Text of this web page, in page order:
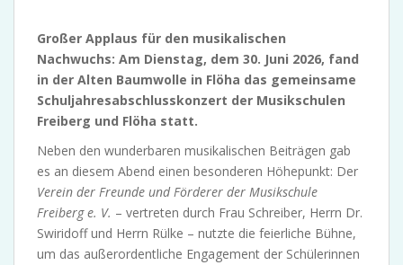
Großer Applaus für den musikalischen
Nachwuchs: Am Dienstag, dem 30. Juni 2026, fand
in der Alten Baumwolle in Flöha das gemeinsame
Schuljahresabschlusskonzert der Musikschulen
Freiberg und Flöha statt.
Neben den wunderbaren musikalischen Beiträgen gab
es an diesem Abend einen besonderen Höhepunkt: Der
Verein der Freunde und Förderer der Musikschule
Freiberg e. V. – vertreten durch Frau Schreiber, Herrn Dr.
Swiridoff und Herrn Rülke – nutzte die feierliche Bühne,
um das außerordentliche Engagement der Schülerinnen